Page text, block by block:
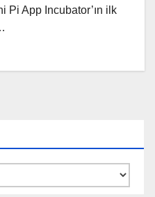
Pi App Incubator’ın ilk